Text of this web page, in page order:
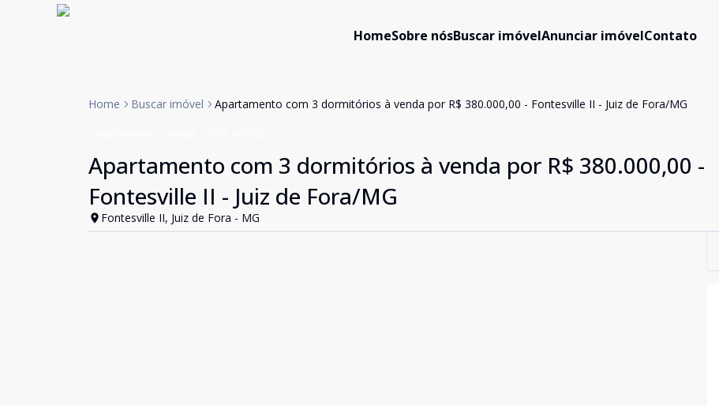
HomeSobre nósBuscar imóvelAnunciar imóvelContato
Home Buscar imóvel Apartamento com 3 dormitórios à venda por R$ 380.000,00 - Fontesville II - Juiz de Fora/MG
Apartamento com 3 dormitórios à venda por R$ 380.000,00 -
Fontesville II - Juiz de Fora/MG
Fontesville II, Juiz de Fora - MG